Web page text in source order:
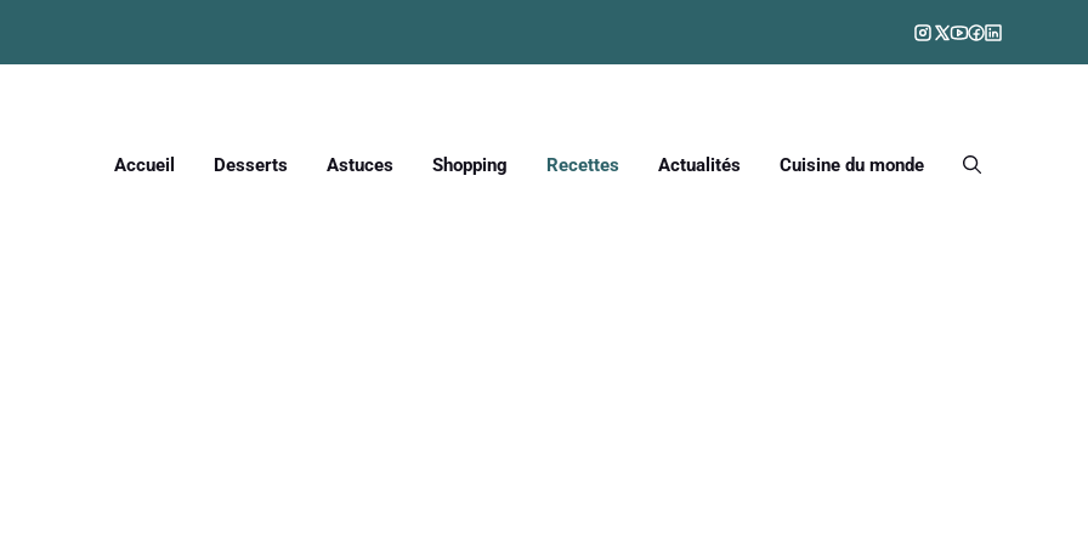
Accueil Desserts Astuces Shopping Recettes Actualités Cuisine du monde